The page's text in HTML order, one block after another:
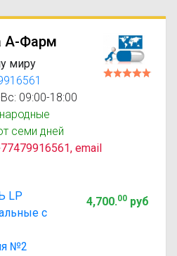
А-Фарм
миру
09:00-18:00
семи дней
email
LP
с
№2
4,700.00руб